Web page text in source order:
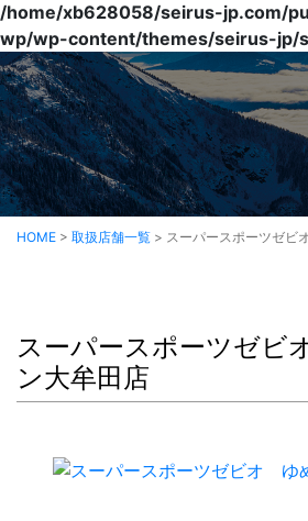
/home/xb628058/seirus-jp.com/
wp/wp-content/themes/seirus-jp/
HOME > 取扱店舗一覧 > スーパースポーツゼ
スーパースポーツゼ
ン大牟田店